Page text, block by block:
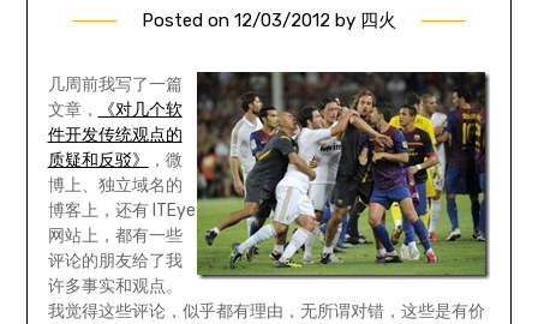
Posted on 12/03/2012 by 四火
几周前我写了一篇
文章，
《对几个软
件开发传统观点的
质疑和反驳》
，微
博上、独立域名的
博客上，还有 ITEye
网站上，都有一些
评论的朋友给了我
许多事实和观点。
我觉得这些评论，似乎都有理由，无所谓对错，这些是有价